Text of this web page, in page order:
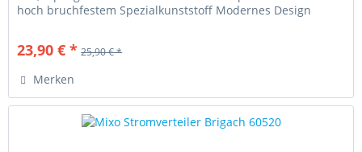
hoch bruchfestem Spezialkunststoff Modernes Design
23,90 € * 25,90 € *
Merken